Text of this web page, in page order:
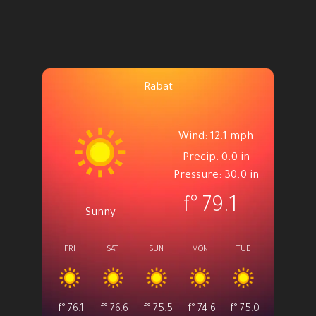
Rabat
Sunny
Wind: 12.1 mph
Precip: 0.0 in
Pressure: 30.0 in
79.1
°f
FRI
76.1
°f
SAT
76.6
°f
SUN
75.5
°f
MON
74.6
°f
TUE
75.0
°f